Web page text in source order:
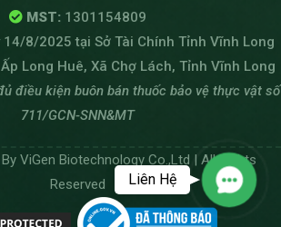
MST:1301154809
14/8/2025 tại Sở Tài Chính Tỉnh Vĩnh Long
Long Huê, Xã Chợ Lách, Tỉnh Vĩnh Long
điều kiện buôn bán thuốc bảo vệ thực vật số
711/GCN-SNN&MT
ViGen Biotechnology Co.,Ltd | All Rights
Reserved
Liên Hệ